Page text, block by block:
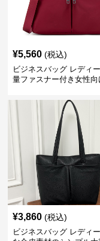
¥5,560 (税込)
ビジネスバッグ レディ
量ファスナー付き女性向
¥3,860 (税込)
ビジネスバッグ レディ